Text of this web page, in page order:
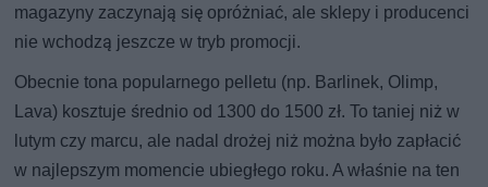
magazyny zaczynają się opróżniać, ale sklepy i producenci
nie wchodzą jeszcze w tryb promocji.
Obecnie tona popularnego pelletu (np. Barlinek, Olimp,
Lava) kosztuje średnio od 1300 do 1500 zł. To taniej niż w
lutym czy marcu, ale nadal drożej niż można było zapłacić
w najlepszym momencie ubiegłego roku. A właśnie na ten